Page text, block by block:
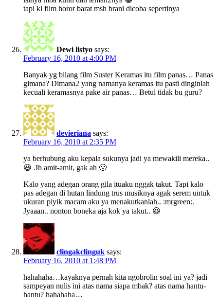
tapi kl film horor barat msh brani dicoba sepertinya
Dewi listyo says:
February 16, 2010 at 4:00 PM
Banyak yg bilang film Suster Keramas itu film panas… Panas
gimana? Dimana2 yang namanya keramas itu pasti dinginlah
kecuali keramasnya pake air panas… Betul tidak bu guru?
devieriana says:
February 16, 2010 at 2:35 PM
ya berhubung aku kepala sukunya jadi ya mewakili mereka..
😆 .Ih amit-amit, gak ah 🙁
Kalo yang adegan orang gila ituaku nggak takut. Tapi kalo
pas adegan di hutan lindung trus musiknya agak serem untuk
ukuran piyik macam aku ya menakutkanlah.. :mrgreen:.
Jyaaan.. nonton boneka aja kok ya takut.. 😆
clingakclinguk says:
February 16, 2010 at 1:48 PM
hahahaha…kayaknya pernah kita ngobrolin soal ini ya? jadi
sampeyan nulis ini atas nama siapa mbak? atas nama hantu-
hantu? hahahaha…